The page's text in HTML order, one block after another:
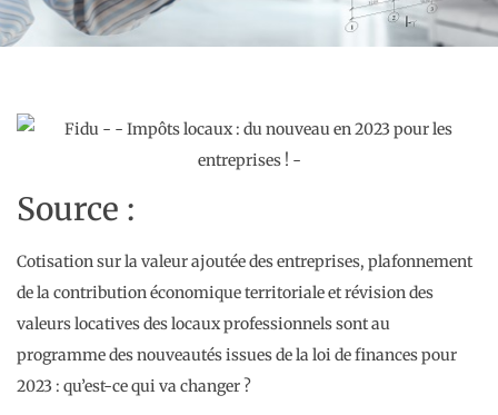
Source :
Cotisation sur la valeur ajoutée des entreprises, plafonnement
de la contribution économique territoriale et révision des
valeurs locatives des locaux professionnels sont au
programme des nouveautés issues de la loi de finances pour
2023 : qu’est-ce qui va changer ?